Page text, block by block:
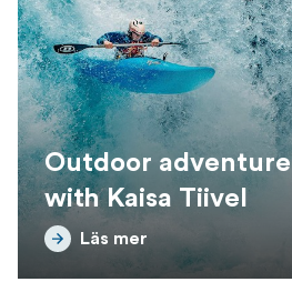
Outdoor adventure
with Kaisa Tiivel
Läs mer